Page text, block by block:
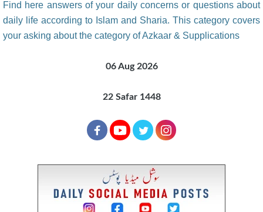
Find here answers of your daily concerns or questions about
daily life according to Islam and Sharia. This category covers
your asking about the category of Azkaar & Supplications
06 Aug 2026
22 Safar 1448